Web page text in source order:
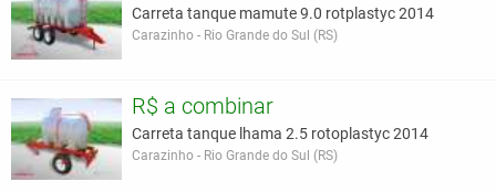
Carreta tanque mamute 9.0 rotplastyc 2014
Carazinho - Rio Grande do Sul (RS)
R$ a combinar
Carreta tanque lhama 2.5 rotoplastyc 2014
Carazinho - Rio Grande do Sul (RS)